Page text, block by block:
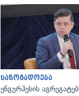
საზოგადოება
ენგურჰესის